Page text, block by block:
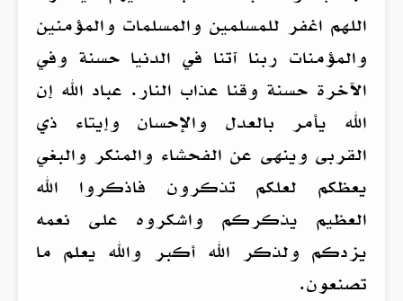
اللهم اغفر للمسلمين والمسلمات والمؤمنين
والمؤمنات ربنا آتنا في الدنيا حسنة وفي
الآخرة حسنة وقنا عذاب النار. عباد الله إن
الله يأمر بالعدل والإحسان وإيتاء ذي
القربى وينهى عن الفحشاء والمنكر والبغي
يعظكم لعلكم تذكرون فاذكروا الله
العظيم يذكركم واشكروه على نعمه
يزدكم ولذكر الله أكبر والله يعلم ما
تصنعون.